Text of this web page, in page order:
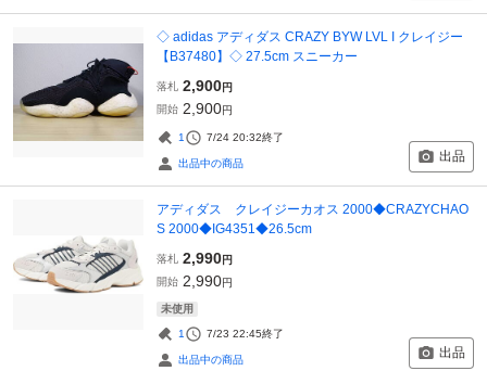
◇ adidas アディダス CRAZY BYW LVL I クレイジー
【B37480】◇ 27.5cm スニーカー
落札 2,900円
開始 2,900円
1 7/24 20:32終了
出品中の商品 出品
アディダス クレイジーカオス 2000◆CRAZYCHAO
S 2000◆IG4351◆26.5cm
落札 2,990円
開始 2,990円
未使用
1 7/23 22:45終了
出品中の商品 出品